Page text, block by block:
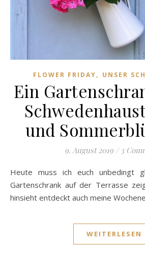
FLOWER FRIDAY, UNSER
Ein
und
9. August 2019 / 3
Heute muss ich euch unbedingt gleich meinen neuen
Gartenschrank auf der Terrasse
hinsieht entdeckt auch meine
WEITERLESEN